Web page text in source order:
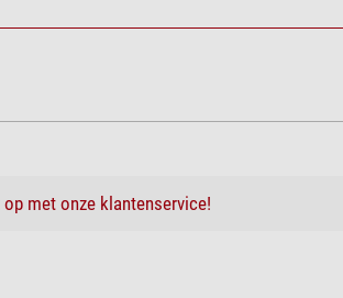
met onze klantenservice!